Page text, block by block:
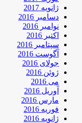
ژانویه 2017
دسامبر 2016
نوامبر 2016
اکتبر 2016
سپتامبر 2016
آگوست 2016
جولای 2016
ژوئن 2016
می 2016
آوریل 2016
مارس 2016
فوریه 2016
ژانویه 2016